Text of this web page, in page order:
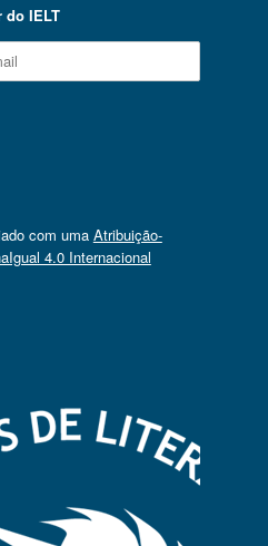
do IELT
com uma Atribuição-
4.0 Internacional